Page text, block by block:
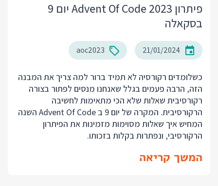
פיתרון Advent Of Code 2023 יום 9
בסקאלה
21/01/2024
aoc2023
כשלומדים רקורסיה לא תמיד ברור למה צריך את המבנה
הזה, הרבה פעמים בגלל שאנחנו מנסים לפתור בצורה
רקורסיבית שאלות שלא הכי מתאימות לחשיבה
הרקורסיבית. המקרה של יום 9
ב Advent Of Code השנה
המחיש איך שאלות מסוימות מזמינות את הפיתרון
הרקורסיבי, ונפתרות בקלות בזכותו.
המשך קריאה